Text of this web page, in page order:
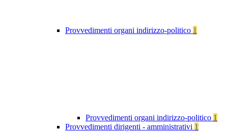
Provvedimenti organi indirizzo-politico 1
Provvedimenti organi indirizzo-politico 1
Provvedimenti dirigenti - amministrativi 1